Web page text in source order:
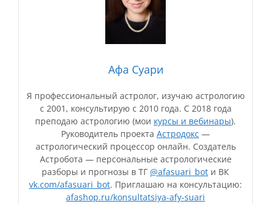
Афа Суари
Я профессиональный астролог, изучаю астрологию
с 2001, консультирую с 2010 года. С 2018 года
преподаю астрологию (мои курсы и вебинары).
Руководитель проекта Астродокс —
астрологический процессор онлайн. Создатель
Астробота — персональные астрологические
разборы и прогнозы в ТГ @afasuari_bot и ВК
vk.com/afasuari_bot. Приглашаю на консультацию:
afashop.ru/konsultatsiya-afy-suari